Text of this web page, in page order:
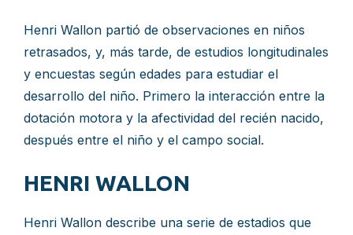
Henri Wallon partió de observaciones en niños
retrasados, y, más tarde, de estudios longitudinales
y encuestas según edades para estudiar el
desarrollo del niño. Primero la interacción entre la
dotación motora y la afectividad del recién nacido,
después entre el niño y el campo social.
HENRI WALLON
Henri Wallon describe una serie de estadios que